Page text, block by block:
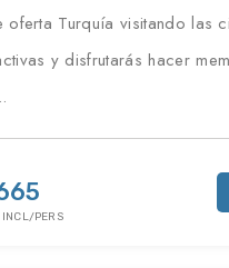
oferta Turquía visitando las
y disfrutarás hacer
PERS